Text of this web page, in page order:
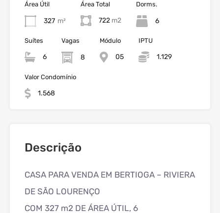
Dorms.
6
Vagas
8
Área Útil
327 m²
Área Total
722
Suítes
6
Módulo
05
IPTU
1.129
Valor Condomínio
1.568
Descrição
CASA PARA VENDA EM BERTIOGA – RIVIERA
DE SÃO LOURENÇO
COM 327 m2 DE ÁREA ÚTIL, 6